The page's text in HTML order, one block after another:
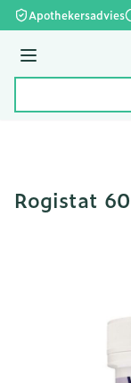
Ga naar de inhoud
Apothekersadvies
Menu
Rogistat